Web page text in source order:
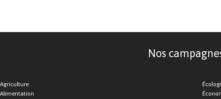
Nos
Agriculture
Alimentation